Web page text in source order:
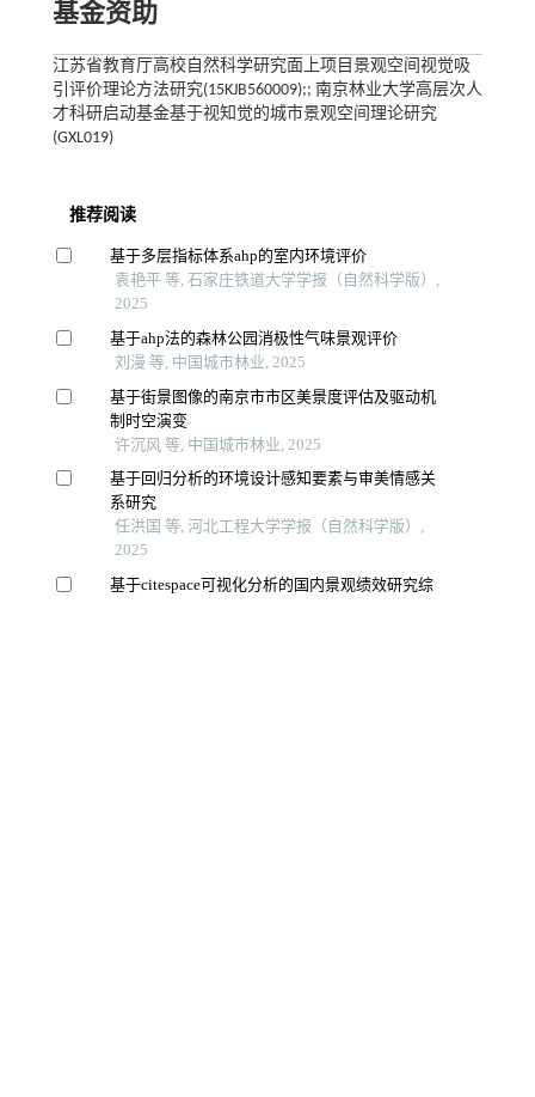
基金资助
江苏省教育厅高校自然科学研究面上项目景观空间视觉吸
引评价理论方法研究(15KJB560009);; 南京林业大学高层次人
才科研启动基金基于视知觉的城市景观空间理论研究
(GXL019)